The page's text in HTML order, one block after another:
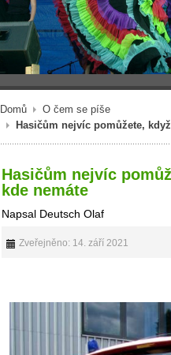
Domů
O čem se píše
Hasičům nejvíc pomůžete,
Hasičům nejvíc
kde nemáte
Napsal Deutsch Olaf
Zveřejněno: 14. září 2021